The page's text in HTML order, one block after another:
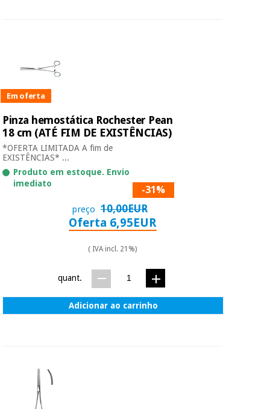
Em oferta
Pinza hemostática Rochester Pean
18 cm (ATÉ FIM DE EXISTÊNCIAS)
*OFERTA LIMITADA A fim de
EXISTÊNCIAS* ...
Produto em estoque. Envio
imediato
-31%
preço 10,00EUR
Oferta 6,95EUR
( IVA incl. 21%)
quant.
Adicionar ao carrinho